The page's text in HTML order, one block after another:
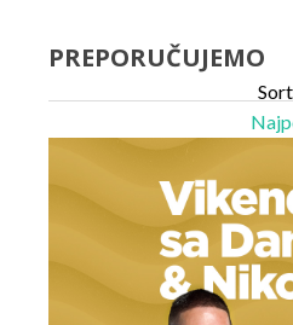
PREPORUČUJEMO